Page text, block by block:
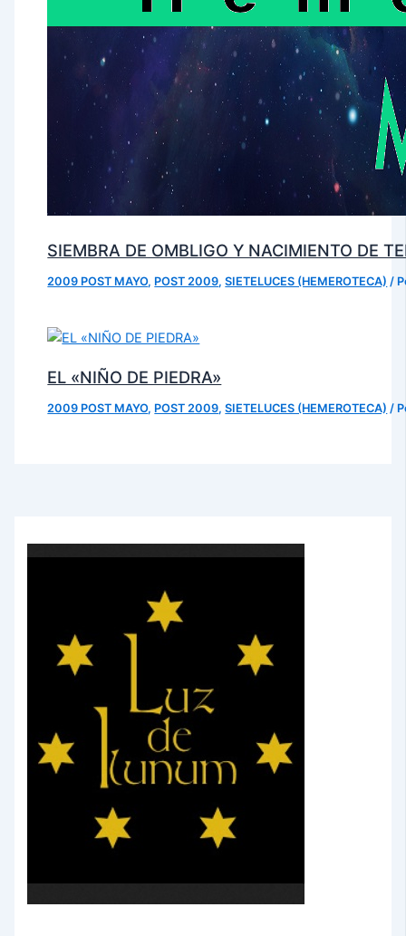
SIEMBRA DE OMBLIGO Y NACIMIENTO DE
2009 POST MAYO, POST 2009,SIETELUCES (HEMEROTECA) /
EL «NIÑO DE PIEDRA»
2009 POST MAYO, POST 2009,SIETELUCES (HEMEROTECA) /